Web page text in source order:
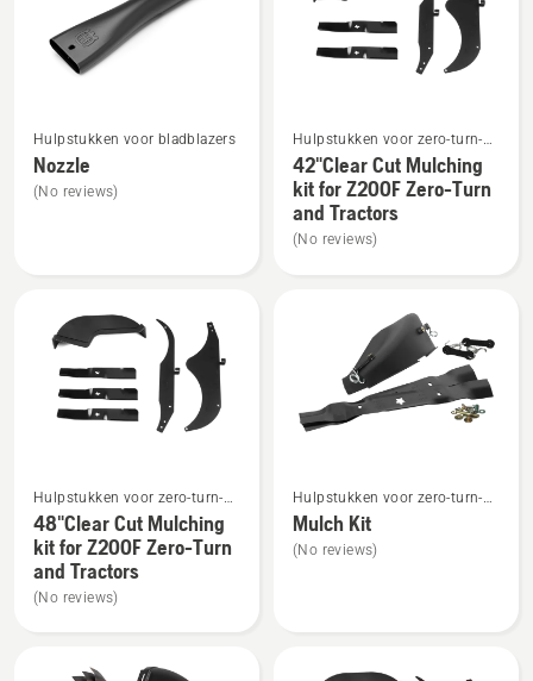
meer
details
over
Hulpstukken voor bladblazers
Nozzle
(No reviews)
meer
details
over
42"Clear
Turn
Tractors
Hulpstukken voor zero-turn-
maaiers
42"Clear Cut Mulching
kit for Z200F Zero-Turn
and Tractors
(No reviews)
meer
details
over
48"Clear
Hulpstukken voor zero-turn-
maaiers
48"Clear Cut Mulching
kit for Z200F Zero-Turn
and Tractors
(No reviews)
meer
details
over
Hulpstukken voor zero-turn-
maaiers
Mulch Kit
(No reviews)